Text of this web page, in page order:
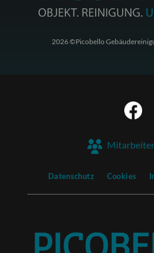
2026 ©Picobello
Datenschutz Cookies